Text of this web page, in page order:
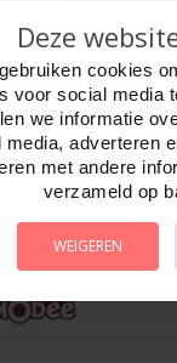
set France Royale,
luxe cassette,
kaarten 89 x 58 mm.
pop / afbeeldingen.
Deze
cookies
voor social media
we informatie
media, adverteren
met andere
verzameld op
WEIGEREN